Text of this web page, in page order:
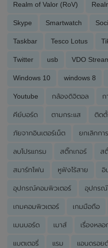
Realm of Valor (RoV)
Skype Smartwatch
Taskbar Tesco Lotus
Twitter usb VDO
Windows 10 windows 8
Youtube กล้องดิจิตอล ก
คีย์บอร์ด ตามกระแส ติดตั้
ภัยจากอินเตอร์เน็ต ยกเลิกกา
ลบโปรแกรม สติ๊กเกอร์ ส
สมาร์ทโฟน หูฟังไร้สาย อิ
อุปกรณ์คอมพิวเตอร์ อุปกรณ์
เกมคอมพิวเตอร์ เกมมือถือ
เมนบอร์ด เมาส์ เรื่องหล
แบตเตอรี่ แรม แอนดรอย